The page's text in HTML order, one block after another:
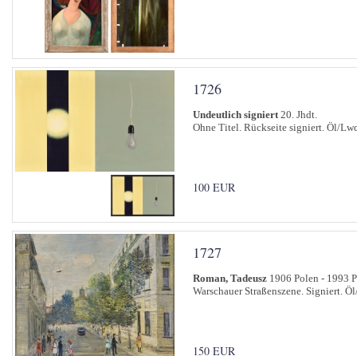
1726
Undeutlich signiert20. Jhdt.
Ohne Titel. Rückseite signiert. Öl/
100 EUR
1727
Roman, Tadeusz 1906 Polen - 1993
Warschauer Straßenszene. Signiert.
150 EUR